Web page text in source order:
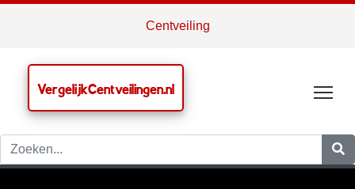
Centveiling
VergelijkCentveilingen.nl